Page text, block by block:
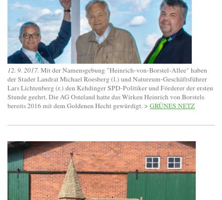
12. 9. 2017. Mit der Namensgebung "Heinrich-von-Borstel-Allee" haben
der Stader Landrat Michael Roesberg (l.) undNatureum-Geschäftsführer
Lars Lichtenberg (r.) den Kehdinger SPD-Politiker und Förderer der ersten
Stunde geehrt. Die AG Osteland hatte das Wirken Heinrich von Borstels
bereits 2016 mit dem Goldenen Hecht gewürdigt. > GRÜNES NETZ